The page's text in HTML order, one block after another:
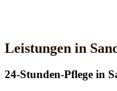
Leistungen in
24-Stunden-Pflege in